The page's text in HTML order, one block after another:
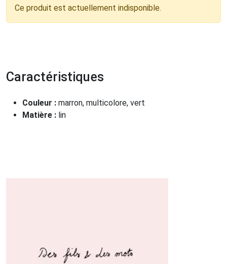
Ce produit est actuellement indisponible.
Caractéristiques
Couleur : marron, multicolore, vert
Matière : lin